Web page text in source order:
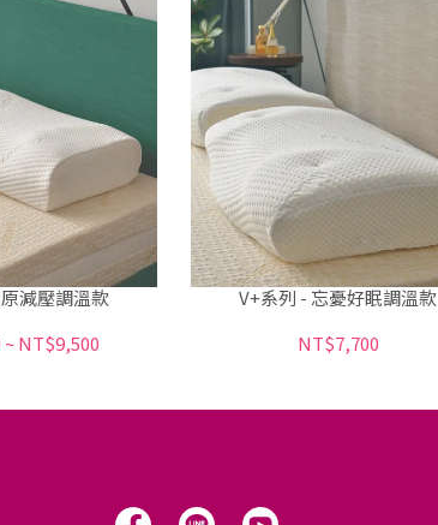
減壓調溫款
~NT$9,500
V+系列 - 忘憂好眠調溫款
NT$7,700